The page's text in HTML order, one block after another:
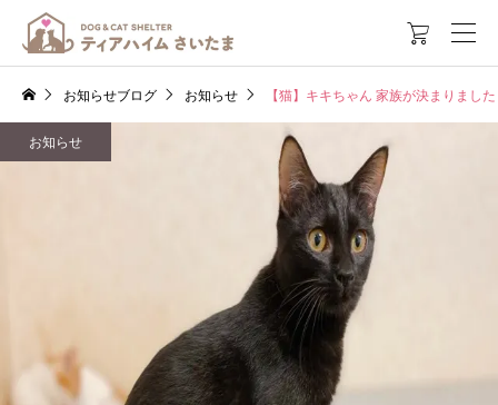

お知らせブログ お知らせ 【猫】キキちゃん 家族が決まりました
お知らせ